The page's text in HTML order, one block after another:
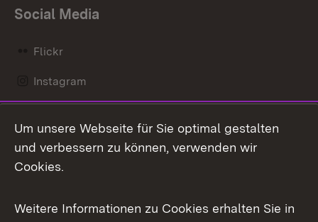
Social Media
Flickr
Instagram
Mastodon
Messenger
Social Wall
Um unsere Webseite für Sie optimal gestalten
und verbessern zu können, verwenden wir
Cookies.
Weitere Informationen zu Cookies erhalten Sie in